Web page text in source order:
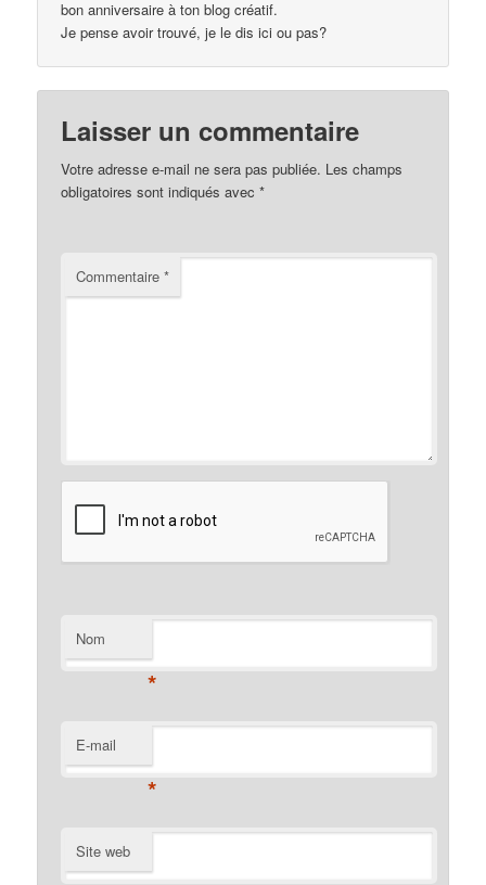
bon anniversaire à ton blog créatif.
Je pense avoir trouvé, je le dis ici ou pas?
Laisser un commentaire
Votre adresse e-mail ne sera pas publiée. Les champs
obligatoires sont indiqués avec*
Commentaire*
Nom
*
E-mail
*
Site web